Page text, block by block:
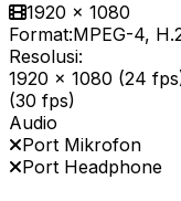
1920 x 1080
Format:MPEG-4,
Resolusi:
1920 x 1080 (24
(30 fps)
Audio
Port Mikrofon
Port Headphone